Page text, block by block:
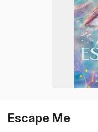
Escape Me